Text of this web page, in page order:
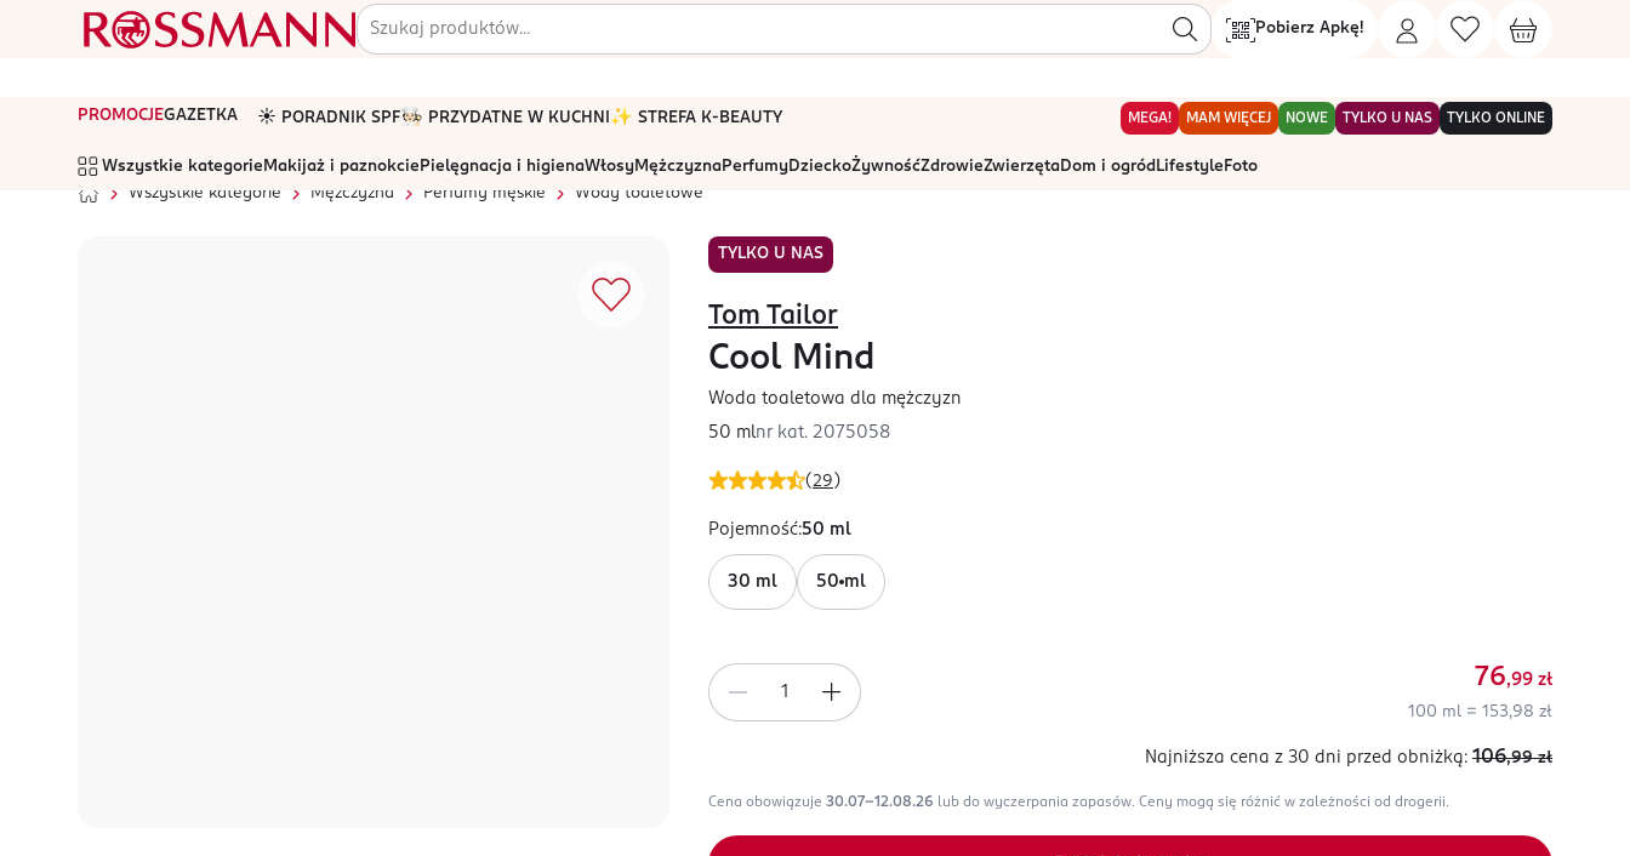
Pobierz Apkę!
PROMOCJEGAZETKA ☀️ PORADNIK SPF🧑🏻‍🍳 PRZYDATNE W KUCHNI ✨ STREFA K-BEAUTY MEGA! MAM WIĘCEJ NOWE TYLKO U NAS TYLKO ONLINE
Wszystkie kategorie Makijaż i paznokcie Pielęgnacja i higienaWłosyMężczyznaPerfumyDzieckoŻywnośćZdrowieZwierzętaDom i ogród Lifestyle Foto
Wszystkie kategorie
Mężczyzna Perfumy męskie Wody toaletowe
TYLKO U NAS
(29 )
Tom Tailor
Cool Mind
Woda toaletowa dla mężczyzn
50 mlnr kat. 2075058
Pojemność:50 ml
30 ml 50 ml
76,99 zł
100 ml = 153,98 zł
Najniższa cena z 30 dni przed obniżką: 106,99 zł
Cena obowiązuje 30.07-12.08.26 lub do wyczerpania zapasów. Ceny mogą się różnić w zależności od drogerii.